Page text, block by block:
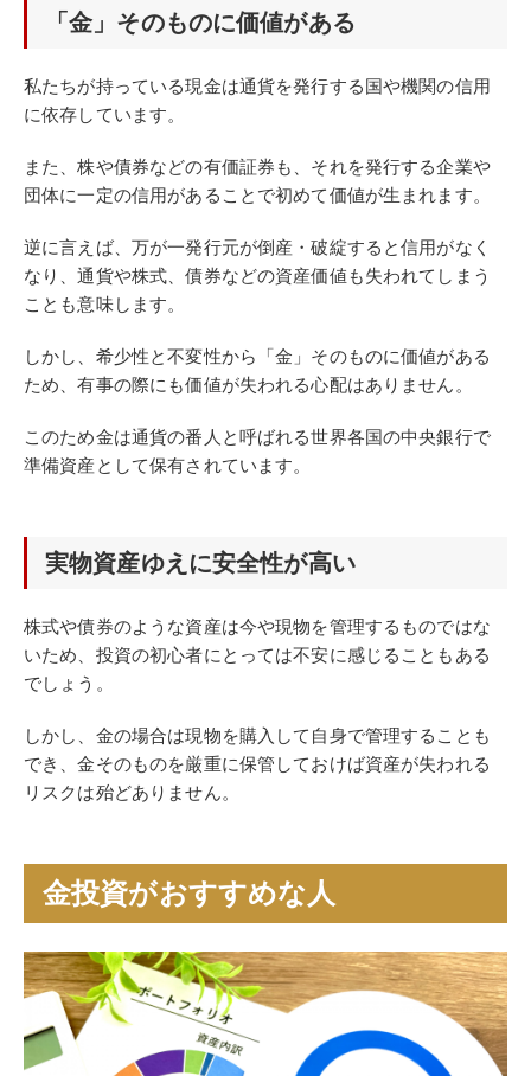
「金」そのものに価値がある
私たちが持っている現金は通貨を発行する国や機関の信用
に依存しています。
また、株や債券などの有価証券も、それを発行する企業や
団体に一定の信用があることで初めて価値が生まれます。
逆に言えば、万が一発行元が倒産・破綻すると信用がなく
なり、通貨や株式、債券などの資産価値も失われてしまう
ことも意味します。
しかし、希少性と不変性から「金」そのものに価値がある
ため、有事の際にも価値が失われる心配はありません。
このため金は通貨の番人と呼ばれる世界各国の中央銀行で
準備資産として保有されています。
実物資産ゆえに安全性が高い
株式や債券のような資産は今や現物を管理するものではな
いため、投資の初心者にとっては不安に感じることもある
でしょう。
しかし、金の場合は現物を購入して自身で管理することも
でき、金そのものを厳重に保管しておけば資産が失われる
リスクは殆どありません。
金投資がおすすめな人